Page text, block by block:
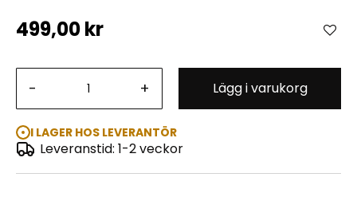
499,00 kr
- + Lägg i varukorg
I LAGER HOS LEVERANTÖR
Leveranstid: 1-2 veckor
Admiral Cabriolet w Open Cover - WWII German